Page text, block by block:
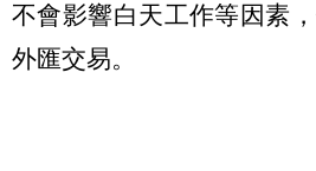
不會影響白天工作等因素
外匯交易。